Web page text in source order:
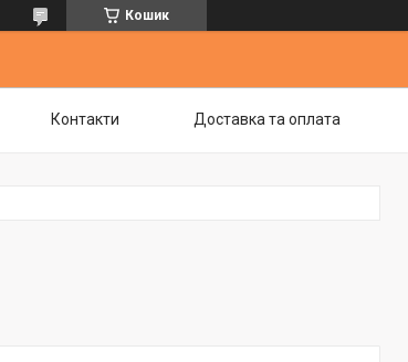
Кошик
Контакти Доставка та оплата